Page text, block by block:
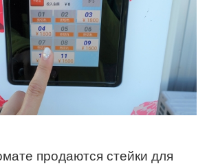
продаются стейки для